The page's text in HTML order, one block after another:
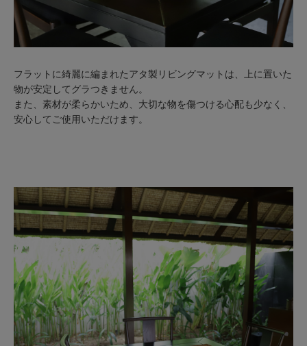
フラットに綺麗に編まれたアタ製リビングマットは、上に置いた
物が安定してグラつきません。
また、素材が柔らかいため、大切な物を傷つける心配も少なく、
安心してご使用いただけます。